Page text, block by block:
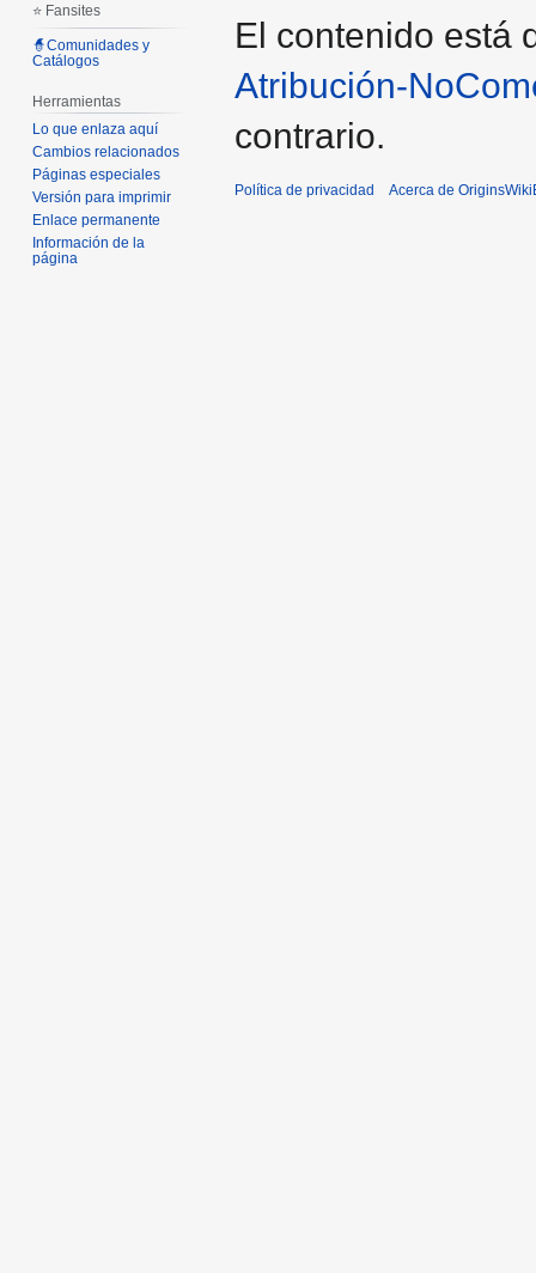
⭐ Fansites
🧙Comunidades y
Catálogos
Herramientas
Lo que enlaza aquí
Cambios relacionados
Páginas especiales
Versión para imprimir
Enlace permanente
Información de la
página
El contenido está
Atribución-
contrario.
Política de privacidad Acerca de